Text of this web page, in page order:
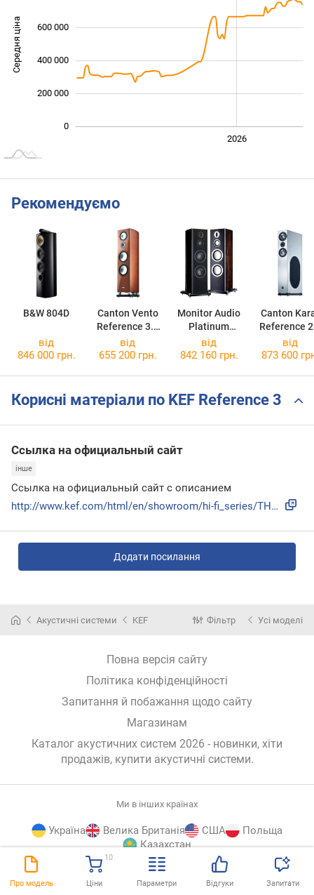
Про модель Ціни
10
Параметри Відгуки Запитати
Середня ціна
0
200 000
400 000
600 000
2026
Рекомендуємо
B&W 804D
Canton Vento
Reference 3.2
DC
Monitor Audio
Platinum
PL300
Canton
Reference
DC
від
846 000 грн.
від
655 200 грн.
від
842 160 грн.
від
873 600
Корисні матеріали по KEF Reference 3
Ссылка на официальный сайт
інше
Ссылка на официальный сайт с описанием
http://www.kef.com/html/en/showroom/hi-fi_series/THE_REFERE...
Додати посилання
Акустичні системи KEF Фільтр Усі моделі
Повна версія сайту
Політика конфіденційності
Запитання й побажання щодо сайту
Магазинам
Каталог акустичних систем 2026 - новинки, хіти
продажів, купити акустичні системи.
Ми в інших країнах
Україна Велика Британія США
Польща
Казахстан
Katalog
© E-Katalog, 2026 ВГОРУ